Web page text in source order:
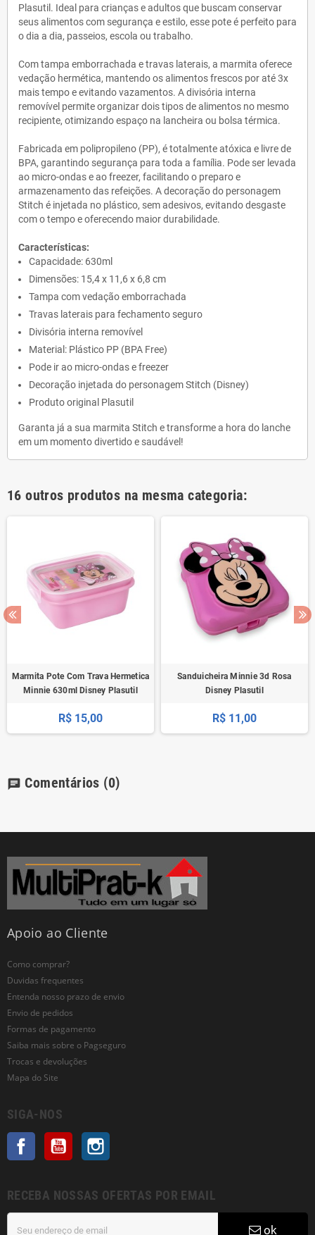
Plasutil. Ideal para crianças e adultos que buscam conservar
seus alimentos com segurança e estilo, esse pote é perfeito para
o dia a dia, passeios, escola ou trabalho.
Com tampa emborrachada e travas laterais, a marmita oferece
vedação hermética, mantendo os alimentos frescos por até 3x
mais tempo e evitando vazamentos. A divisória interna
removível permite organizar dois tipos de alimentos no mesmo
recipiente, otimizando espaço na lancheira ou bolsa térmica.
Fabricada em polipropileno (PP), é totalmente atóxica e livre de
BPA, garantindo segurança para toda a família. Pode ser levada
ao micro-ondas e ao freezer, facilitando o preparo e
armazenamento das refeições. A decoração do personagem
Stitch é injetada no plástico, sem adesivos, evitando desgaste
com o tempo e oferecendo maior durabilidade.
Características:
Capacidade: 630ml
Dimensões: 15,4 x 11,6 x 6,8 cm
Tampa com vedação emborrachada
Travas laterais para fechamento seguro
Divisória interna removível
Material: Plástico PP (BPA Free)
Pode ir ao micro-ondas e freezer
Decoração injetada do personagem Stitch (Disney)
Produto original Plasutil
Garanta já a sua marmita Stitch e transforme a hora do lanche
em um momento divertido e saudável!
16 outros produtos na mesma categoria:
Marmita Pote Com Trava Hermetica
Minnie 630ml Disney Plasutil
R$ 15,00
Sanduicheira Minnie 3d Rosa
Disney Plasutil
R$ 11,00
chat Comentários (0)
Apoio ao Cliente
Como comprar?
Duvidas frequentes
Entenda nosso prazo de envio
Envio de pedidos
Formas de pagamento
Saiba mais sobre o Pagseguro
Trocas e devoluções
Mapa do Site
SIGA-NOS
Facebook YouTube
RECEBA NOSSAS OFERTAS POR EMAIL
ok